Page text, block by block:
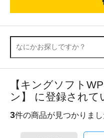
【キングソフト
ン】 に登録されて
3件の商品が見つかりまし